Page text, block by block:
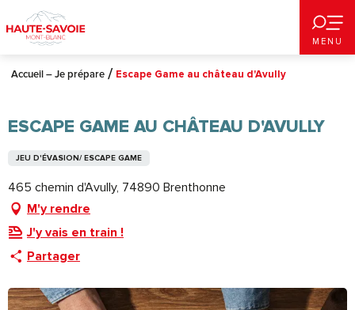
au
contenu
principal
MENU
Accueil – Je prépare Escape Game au château d'Avully
ESCAPE GAME AU CHÂTEAU D'AVULLY
JEU D'ÉVASION/ ESCAPE GAME
465 chemin d'Avully, 74890 Brenthonne
M'y rendre
J'y vais en train !
Partager